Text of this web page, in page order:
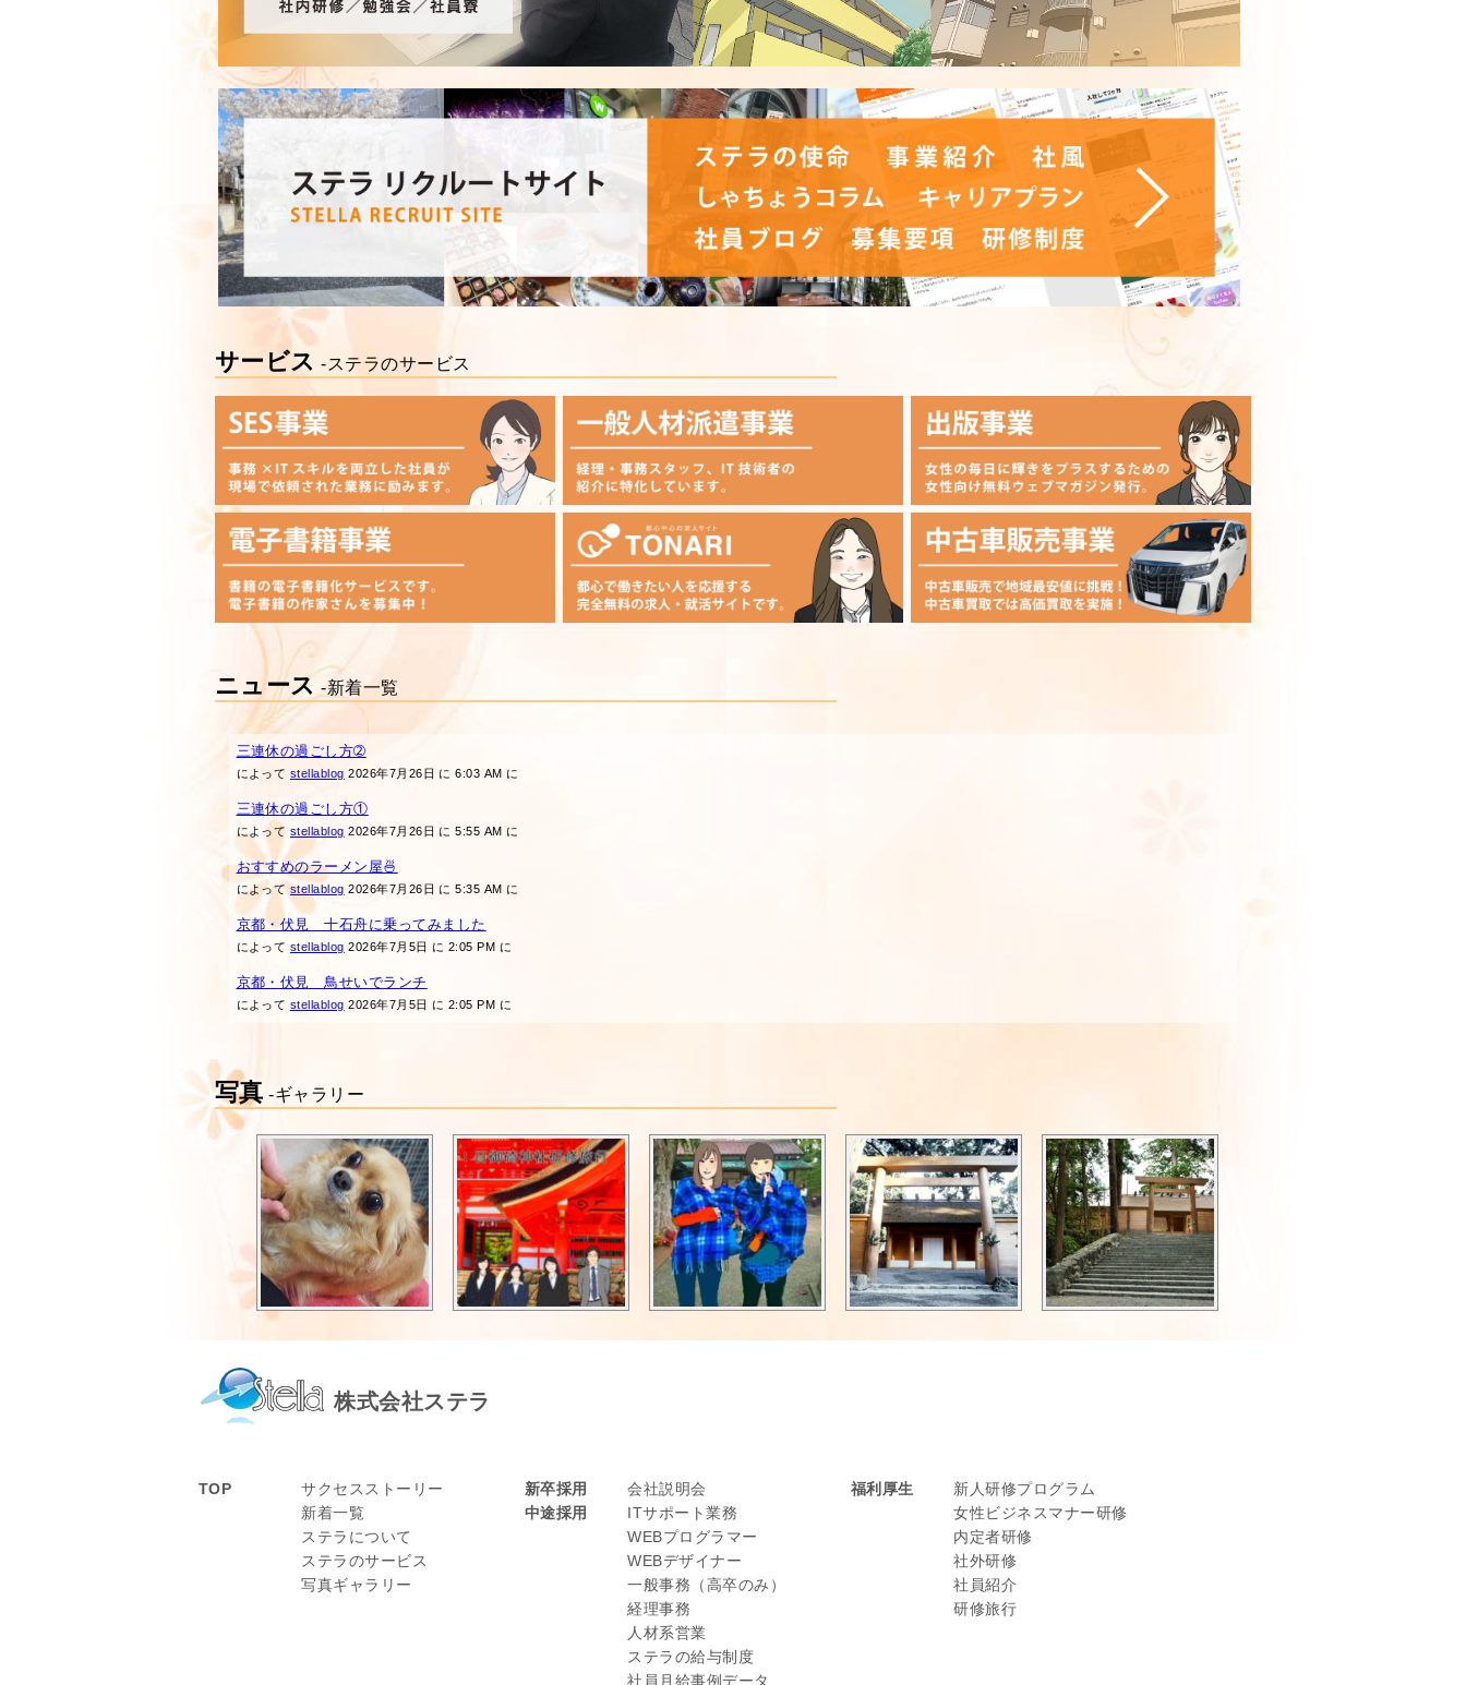
サービス -ステラのサービス
ニュース -新着一覧
三連休の過ごし方➁
によって stellablog 2026年7月26日 に 6:03 AM に
三連休の過ごし方①
によって stellablog 2026年7月26日 に 5:55 AM に
おすすめのラーメン屋🍜
によって stellablog 2026年7月26日 に 5:35 AM に
京都・伏見 十石舟に乗ってみました
によって stellablog 2026年7月5日 に 2:05 PM に
京都・伏見 鳥せいでランチ
によって stellablog 2026年7月5日 に 2:05 PM に
写真 -ギャラリー
株式会社ステラ
TOP
サクセスストーリー
新着一覧
ステラについて
ステラのサービス
写真ギャラリー
新卒採用
中途採用
会社説明会
ITサポート業務
WEBプログラマー
WEBデザイナー
一般事務（高卒のみ）
経理事務
人材系営業
ステラの給与制度
社員月給事例データ
福利厚生
新人研修プログラム
女性ビジネスマナー研修
内定者研修
社外研修
社員紹介
研修旅行